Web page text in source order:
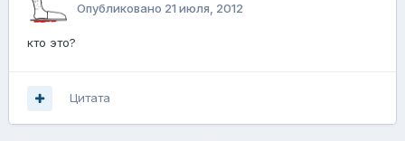
Опубликовано 21 июля, 2012
кто это?
Цитата